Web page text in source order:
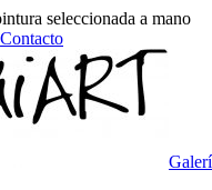
seleccionada a mano
Contacto